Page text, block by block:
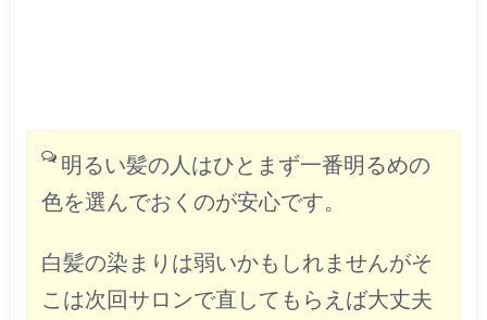
明るい髪の人はひとまず一番明るめの
色を選んでおくのが安心です。
白髪の染まりは弱いかもしれませんがそ
こは次回サロンで直してもらえば大丈夫